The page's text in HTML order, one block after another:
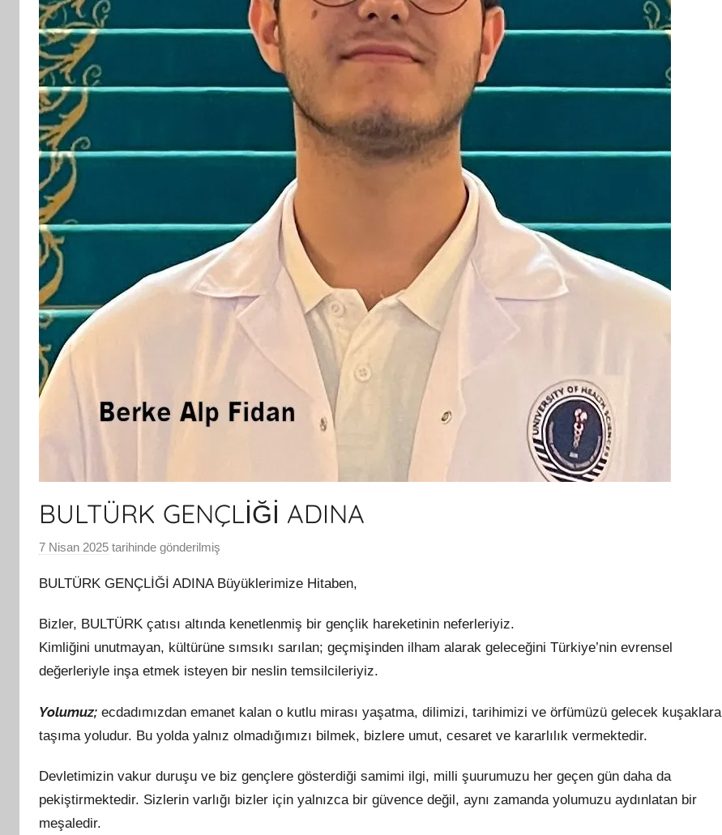
BULTÜRK GENÇLİĞİ ADINA
7 Nisan 2025 tarihinde gönderilmiş
S
M
t
a
a
f
n
d
BULTÜRK GENÇLİĞİ ADINA Büyüklerimize Hitaben,
Bizler, BULTÜRK çatısı altında kenetlenmiş bir gençlik hareketinin neferleriyiz.
Kimliğini unutmayan, kültürüne sımsıkı sarılan; geçmişinden ilham alarak geleceğini Türkiye’nin evrensel
değerleriyle inşa etmek isteyen bir neslin temsilcileriyiz.
Yolumuz; ecdadımızdan emanet kalan o kutlu mirası yaşatma, dilimizi, tarihimizi ve örfümüzü gelecek kuşaklara
taşıma yoludur. Bu yolda yalnız olmadığımızı bilmek, bizlere umut, cesaret ve kararlılık vermektedir.
Devletimizin vakur duruşu ve biz gençlere gösterdiği samimi ilgi, milli şuurumuzu her geçen gün daha da
pekiştirmektedir. Sizlerin varlığı bizler için yalnızca bir güvence değil, aynı zamanda yolumuzu aydınlatan bir
meşaledir.